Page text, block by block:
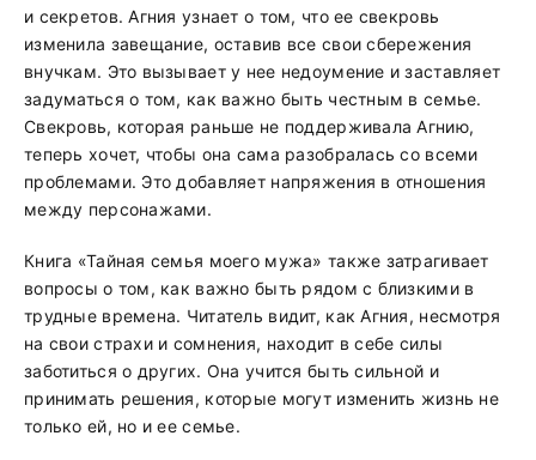
и секретов. Агния узнает о том, что ее свекровь
изменила завещание, оставив все свои сбережения
внучкам. Это вызывает у нее недоумение и заставляет
задуматься о том, как важно быть честным в семье.
Свекровь, которая раньше не поддерживала Агнию,
теперь хочет, чтобы она сама разобралась со всеми
проблемами. Это добавляет напряжения в отношения
между персонажами.
Книга «Тайная семья моего мужа» также затрагивает
вопросы о том, как важно быть рядом с близкими в
трудные времена. Читатель видит, как Агния, несмотря
на свои страхи и сомнения, находит в себе силы
заботиться о других. Она учится быть сильной и
принимать решения, которые могут изменить жизнь не
только ей, но и ее семье.